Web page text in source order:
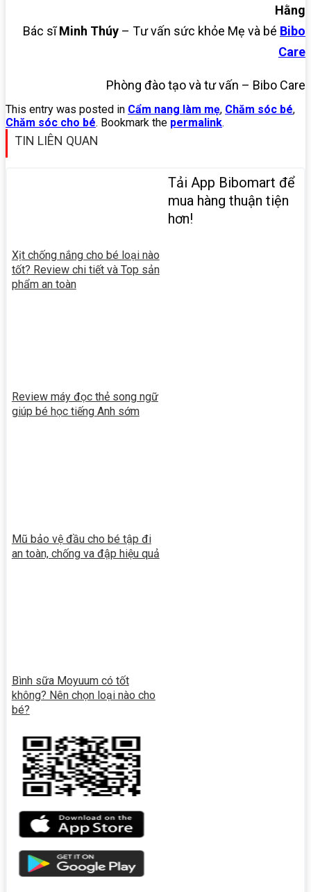
Hằng
Bác sĩMinh Thúy – Tư vấn sức khỏe Mẹ và bé Bibo
Care
Phòng đào tạo và tư vấn – Bibo Care
This entry was posted in Cẩm nang làm mẹ, Chăm sóc bé,
Chăm sóc cho bé. Bookmark the permalink.
TIN LIÊN QUAN
Xịt chống nắng cho bé loại nào
tốt? Review chi tiết và Top sản
phẩm an toàn
Review máy đọc thẻ song ngữ
giúp bé học tiếng Anh sớm
Mũ bảo vệ đầu cho bé tập đi
an toàn, chống va đập hiệu quả
Bình sữa Moyuum có tốt
không? Nên chọn loại nào cho
bé?
Tải App Bibomart để
mua hàng thuận tiện
hơn!